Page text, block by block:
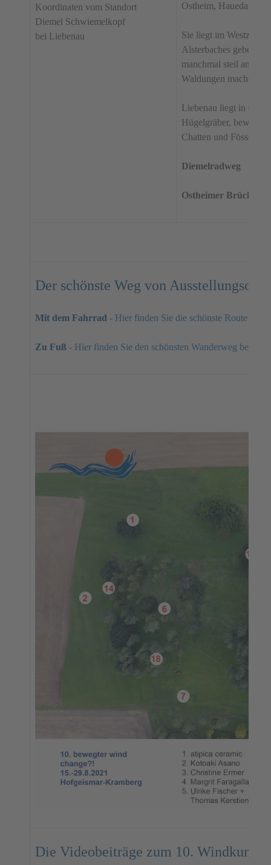
Koordinaten vom Standort
Diemel Schwiemelkopf
bei Liebenau
Ostheim, Haueda,
Sie liegt im Westzipfel
Alsterbaches geben
manchmal steil
Waldungen machen
Liebenau liegt in
Hügelgräber,
Chatten und Fössen.
Diemelradweg
Ostheimer Brücke
Der schönste Weg von Ausstellungsort
Mit dem Fahrrad - Hier finden Sie die schönste Route bei
Zu Fuß - Hier finden Sie den schönsten Wanderweg bei
Die Videobeiträge zum 10.